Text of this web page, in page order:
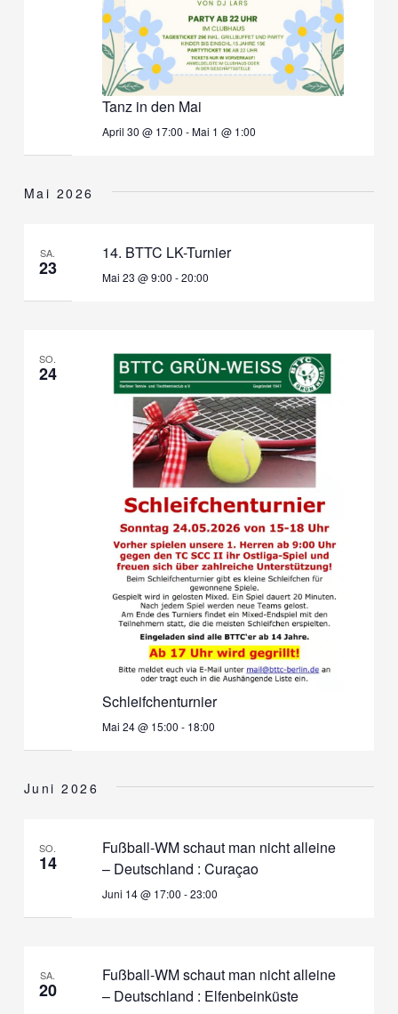
Tanz in den Mai
April 30 @ 17:00 -Mai 1 @ 1:00
Mai 2026
SA.
23
14. BTTC LK-Turnier
Mai 23 @ 9:00 -20:00
SO.
24
Schleifchenturnier
Mai 24 @ 15:00 - 18:00
Juni 2026
SO.
14
Fußball-WM schaut man nicht alleine
– Deutschland : Curaçao
Juni 14 @ 17:00 -23:00
SA.
20
Fußball-WM schaut man nicht alleine
– Deutschland : Elfenbeinküste